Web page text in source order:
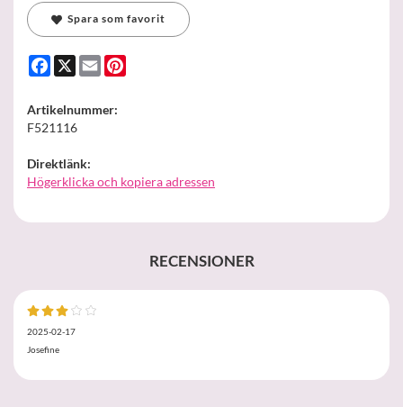
Spara som favorit
Facebook
X Email
Artikelnummer:
F521116
Direktlänk:
Högerklicka och kopiera adressen
RECENSIONER
2025-02-17
Josefine